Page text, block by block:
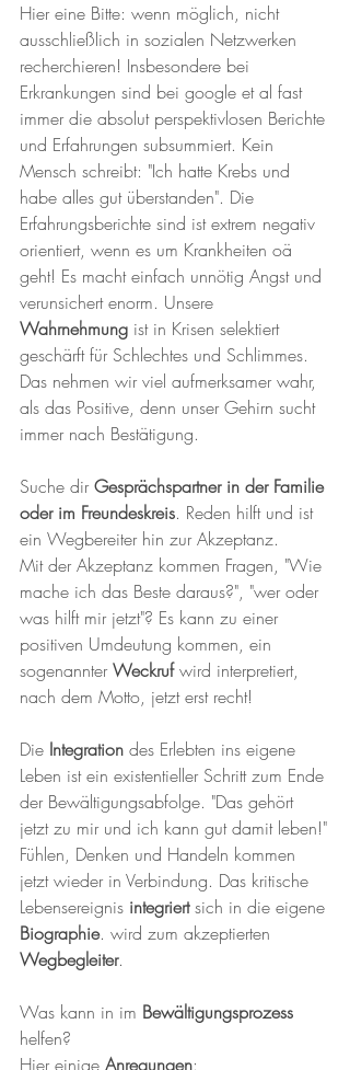
Hier eine Bitte: wenn möglich, nicht
ausschließlich in sozialen Netzwerken
recherchieren! Insbesondere bei
Erkrankungen sind bei google et al fast
immer die absolut perspektivlosen Berichte
und Erfahrungen subsummiert. Kein
Mensch schreibt: "Ich hatte Krebs und
habe alles gut überstanden". Die
Erfahrungsberichte sind ist extrem negativ
orientiert, wenn es um Krankheiten oä
geht! Es macht einfach unnötig Angst und
verunsichert enorm. Unsere
Wahrnehmung ist in Krisen selektiert
geschärft für Schlechtes und Schlimmes.
Das nehmen wir viel aufmerksamer wahr,
als das Positive, denn unser Gehirn sucht
immer nach Bestätigung.
Suche dir Gesprächspartner in der Familie
oder im Freundeskreis. Reden hilft und ist
ein Wegbereiter hin zur Akzeptanz.
Mit der Akzeptanz kommen Fragen, "Wie
mache ich das Beste daraus?", "wer oder
was hilft mir jetzt"? Es kann zu einer
positiven Umdeutung kommen, ein
sogenannter Weckruf wird interpretiert,
nach dem Motto, jetzt erst recht!
Die Integration des Erlebten ins eigene
Leben ist ein existentieller Schritt zum Ende
der Bewältigungsabfolge. "Das gehört
jetzt zu mir und ich kann gut damit leben!"
Fühlen, Denken und Handeln kommen
jetzt wieder in Verbindung. Das kritische
Lebensereignis integriert sich in die eigene
Biographie. wird zum akzeptierten
Wegbegleiter.
Was kann in im Bewältigungsprozess
helfen?
Hier einige Anregungen: